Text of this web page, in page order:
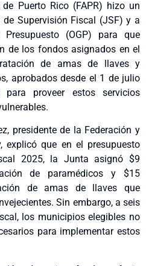
Puerto Rico (FAPR) hizo un
Supervisión Fiscal (JSF) y a
(OGP) para que
de los fondos asignados en el
de amas de llaves y
aprobados desde el 1 de julio
proveer estos servicios
presidente de la Federación y
explicó que en el presupuesto
2025, la Junta asignó $9
de paramédicos y $15
de amas de llaves que
Sin embargo, a seis
los municipios elegibles no
para implementar estos